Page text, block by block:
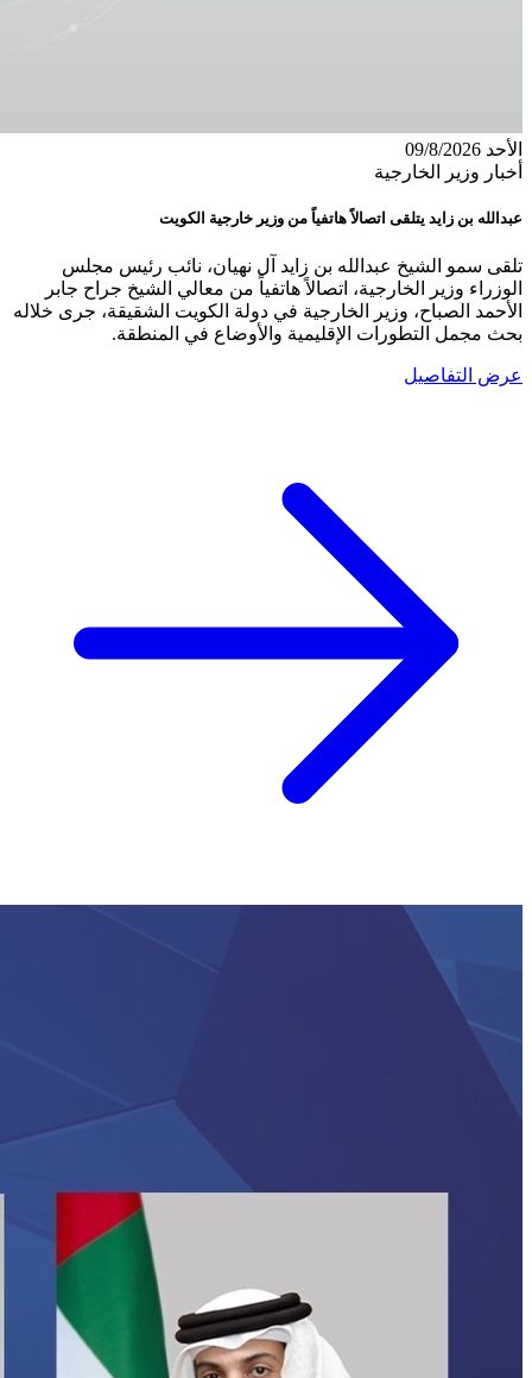
الأحد 09/8/2026
أخبار وزير الخارجية
عبدالله بن زايد يتلقى اتصالاً هاتفياً من وزير خارجية الكويت
تلقى سمو الشيخ عبدالله بن زايد آل نهيان، نائب رئيس مجلس
الوزراء وزير الخارجية، اتصالاً هاتفياً من معالي الشيخ جراح جابر
الأحمد الصباح، وزير الخارجية في دولة الكويت الشقيقة، جرى خلاله
بحث مجمل التطورات الإقليمية والأوضاع في المنطقة.
عرض التفاصيل